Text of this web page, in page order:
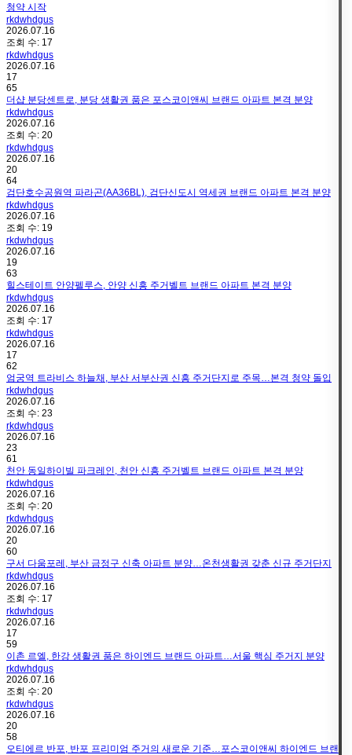
청약 시작
rkdwhdgus
2026.07.16
조회 수: 17
rkdwhdgus
2026.07.16
17
65
더샵 분당센트로, 분당 생활권 품은 포스코이앤씨 브랜드 아파트 본격 분양
rkdwhdgus
2026.07.16
조회 수: 20
rkdwhdgus
2026.07.16
20
64
검단호수공원역 파라곤(AA36BL), 검단신도시 역세권 브랜드 아파트 본격 분양
rkdwhdgus
2026.07.16
조회 수: 19
rkdwhdgus
2026.07.16
19
63
힐스테이트 안양펠루스, 안양 신흥 주거벨트 브랜드 아파트 본격 분양
rkdwhdgus
2026.07.16
조회 수: 17
rkdwhdgus
2026.07.16
17
62
엄궁역 트라비스 하늘채, 부산 서부산권 신흥 주거단지로 주목…본격 청약 돌입
rkdwhdgus
2026.07.16
조회 수: 23
rkdwhdgus
2026.07.16
23
61
천안 동일하이빌 파크레인, 천안 신흥 주거벨트 브랜드 아파트 본격 분양
rkdwhdgus
2026.07.16
조회 수: 20
rkdwhdgus
2026.07.16
20
60
구서 다움포레, 부산 금정구 신축 아파트 분양…온천생활권 갖춘 신규 주거단지
rkdwhdgus
2026.07.16
조회 수: 17
rkdwhdgus
2026.07.16
17
59
이촌 르엘, 한강 생활권 품은 하이엔드 브랜드 아파트…서울 핵심 주거지 분양
rkdwhdgus
2026.07.16
조회 수: 20
rkdwhdgus
2026.07.16
20
58
오티에르 반포, 반포 프리미엄 주거의 새로운 기준…포스코이앤씨 하이엔드 브랜